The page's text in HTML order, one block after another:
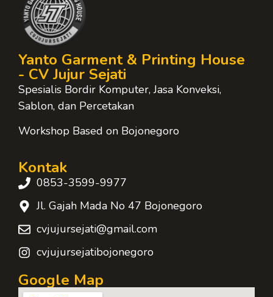
Yanto Garment & Printing House
- CV Jujur Sejati
Spesialis Bordir Komputer, Jasa Konveksi,
Sablon, dan Percetakan
Workshop Based on Bojonegoro
Kontak
0853-3599-9977
Jl. Gajah Mada No 47 Bojonegoro
cvjujursejati@gmail.com
cvjujursejatibojonegoro
Google Map